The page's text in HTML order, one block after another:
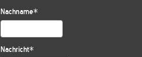
Nachname*
Nachricht*